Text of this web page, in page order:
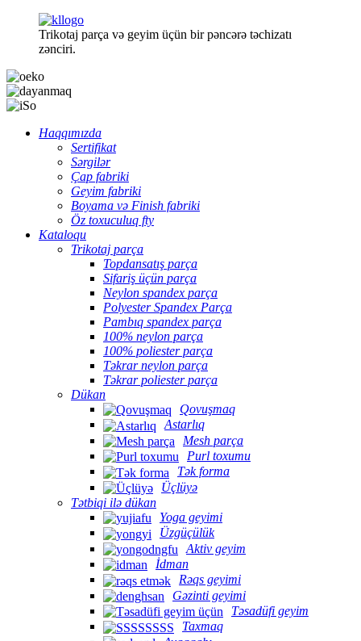
Trikotaj parça və geyim üçün bir pəncərə təchizatı
zənciri.
Haqqımızda
Sertifikat
Sərgilər
Çap fabriki
Geyim fabriki
Boyama və Finish fabriki
Öz toxuculuq fty
Kataloqu
Trikotaj parça
Topdansatış parça
Sifariş üçün parça
Neylon spandex parça
Polyester Spandex Parça
Pambıq spandex parça
100% neylon parça
100% poliester parça
Təkrar neylon parça
Təkrar poliester parça
Dükan
Qovuşmaq
Astarlıq
Mesh parça
Purl toxumu
Tək forma
Üçlüyə
Tətbiqi ilə dükan
Yoga geyimi
Üzgüçülük
Aktiv geyim
İdman
Rəqs geyimi
Gəzinti geyimi
Təsadüfi geyim
Taxmaq